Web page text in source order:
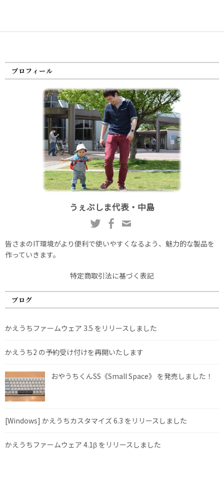
プロフィール
うぇぶしま代表・中島
皆さまのIT環境がより便利で使いやすくなるよう、魅力的な製品を
作っていきます。
特定商取引法に基づく表記
ブログ
かえうちファームウェア 3.5 をリリースしました
かえうち2 の予約受け付けを再開いたします
おやうちくんSS《Small Space》 を発売しました！
[Windows] かえうちカスタマイズ 6.3 をリリースしました
かえうちファームウェア 4.1β をリリースしました